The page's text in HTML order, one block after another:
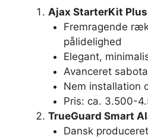
Ajax StarterKit Plus
Fremragende
pålidelighed
Elegant,
Avanceret
Nem installation
Pris: ca. 3.500-
TrueGuard Smart
Dansk